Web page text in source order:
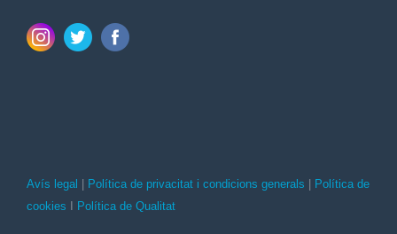
Avís legal Política de privacitat i condicions generals
Política de
cookies
Política de Qualitat